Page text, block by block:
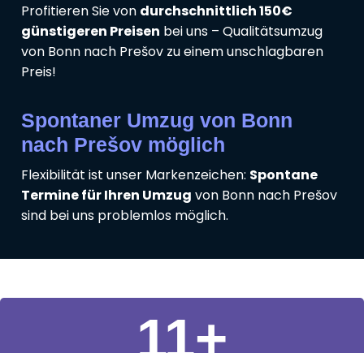
Profitieren Sie von durchschnittlich 150€
günstigeren Preisen bei uns – Qualitätsumzug
von Bonn nach Prešov zu einem unschlagbaren
Preis!
Spontaner Umzug von Bonn
nach Prešov möglich
Flexibilität ist unser Markenzeichen: Spontane
Termine für Ihren Umzug von Bonn nach Prešov
sind bei uns problemlos möglich.
11+